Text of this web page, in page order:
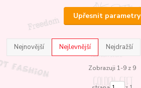
Upřesnit parametry
Nejnovější Nejlevnější Nejdražší
Zobrazuji 1-9 z 9